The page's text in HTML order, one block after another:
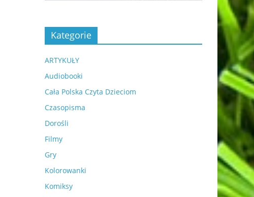
Kategorie
ARTYKUŁY
Audiobooki
Cała Polska Czyta Dzieciom
Czasopisma
Dorośli
Filmy
Gry
Kolorowanki
Komiksy